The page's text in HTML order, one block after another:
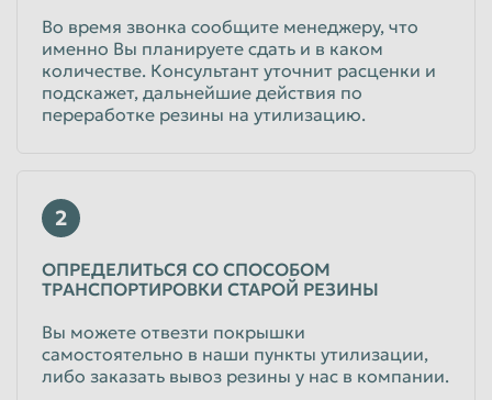
Псков Ростов-на-Дону
Рязань
Салават Самара
Саратов
Северодвинск
Смоленск Сочи
Стерлитамак Сургут
Сыктывкар
Во время звонка сообщите менеджеру, что
именно Вы планируете сдать и в каком
количестве. Консультант уточнит расценки и
подскажет, дальнейшие действия по
переработке резины на утилизацию.
2
ОПРЕДЕЛИТЬСЯ СО СПОСОБОМ
ТРАНСПОРТИРОВКИ СТАРОЙ РЕЗИНЫ
Вы можете отвезти покрышки
самостоятельно в наши пункты утилизации,
либо заказать вывоз резины у нас в компании.